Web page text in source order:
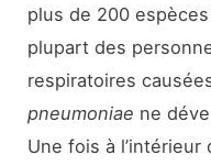
plus de 200
plupart des
respiratoires
pneumoniae ne
Une fois à